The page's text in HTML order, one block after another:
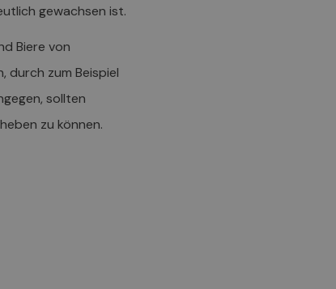
gewachsen ist.
Biere von
durch zum Beispiel
sollten
zu können.